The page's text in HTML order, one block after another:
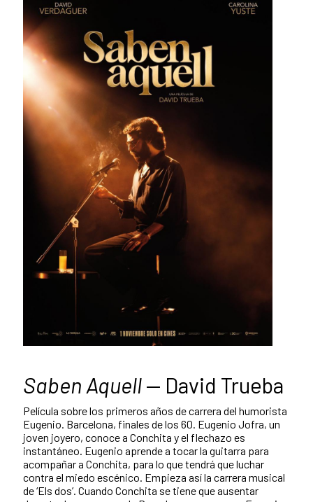
Saben Aquell— David Trueba
Película sobre los primeros años de carrera del humorista
Eugenio. Barcelona, finales de los 60. Eugenio Jofra, un
joven joyero, conoce a Conchita y el flechazo es
instantáneo. Eugenio aprende a tocar la guitarra para
acompañar a Conchita, para lo que tendrá que luchar
contra el miedo escénico. Empieza así la carrera musical
de ‘Els dos’. Cuando Conchita se tiene que ausentar